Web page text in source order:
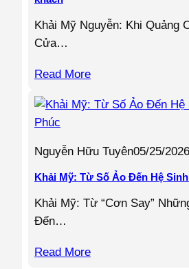
Khải Mỹ Nguyễn: Khi Quảng
Cửa…
Read More
Nguyễn Hữu Tuyên05/25/2026
Khải Mỹ: Từ Số Ảo Đến Hệ
Khải Mỹ: Từ “Cơn Say”
Đến…
Read More